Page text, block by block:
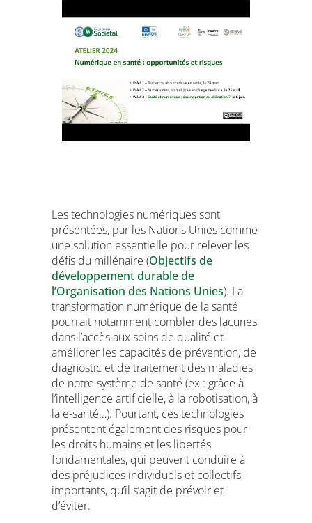
Les technologies numériques sont
présentées, par les Nations Unies comme
une solution essentielle pour relever les
défis du millénaire (Objectifs de
développement durable de
l’Organisation des Nations Unies). La
transformation numérique de la santé
pourrait notamment combler des lacunes
dans l’accès aux soins de qualité et
améliorer les capacités de prévention, de
diagnostic et de traitement des maladies
de notre système de santé (ex : grâce à
l’intelligence artificielle, à la robotisation, à
la e-santé…). Pourtant, ces technologies
présentent également des risques pour
les droits humains et les libertés
fondamentales, qui peuvent conduire à
des préjudices individuels et collectifs
importants, qu’il s’agit de prévoir et
d’éviter.